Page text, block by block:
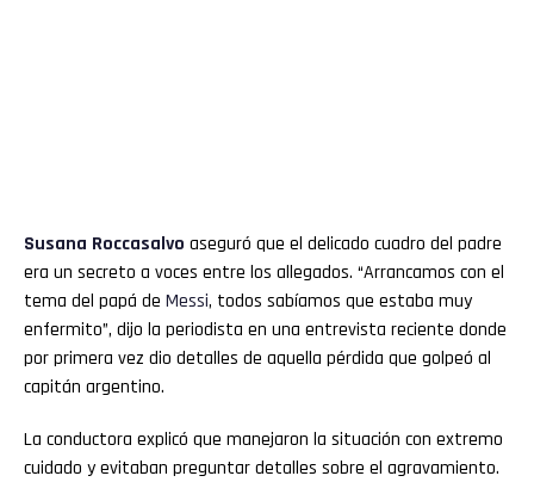
Susana Roccasalvo aseguró que el delicado cuadro del padre
era un secreto a voces entre los allegados. “Arrancamos con el
tema del papá de Messi, todos sabíamos que estaba muy
enfermito”, dijo la periodista en una entrevista reciente donde
por primera vez dio detalles de aquella pérdida que golpeó al
capitán argentino.
La conductora explicó que manejaron la situación con extremo
cuidado y evitaban preguntar detalles sobre el agravamiento.